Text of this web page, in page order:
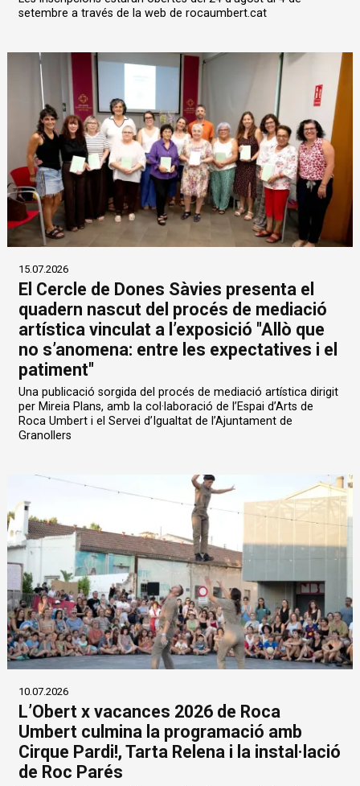
setembre a través de la web de rocaumbert.cat
15.07.2026
El Cercle de Dones Sàvies presenta el
quadern nascut del procés de mediació
artística vinculat a l’exposició "Allò que
no s’anomena: entre les expectatives i el
patiment"
Una publicació sorgida del procés de mediació artística dirigit
per Mireia Plans, amb la col·laboració de l’Espai d’Arts de
Roca Umbert i el Servei d’Igualtat de l’Ajuntament de
Granollers
10.07.2026
L’Obert x vacances 2026 de Roca
Umbert culmina la programació amb
Cirque Pardi!, Tarta Relena i la instal·lació
de Roc Parés